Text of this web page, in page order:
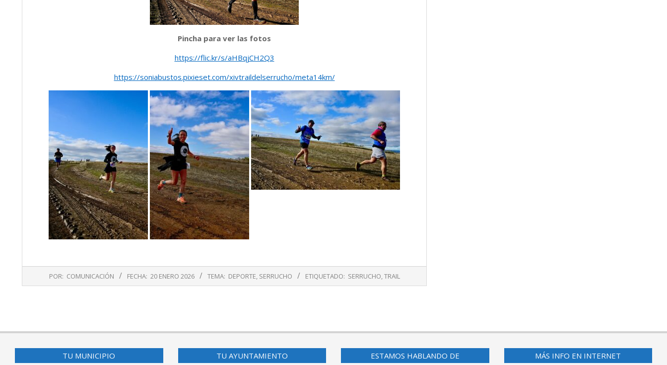
Pincha para ver las fotos
https://flic.kr/s/aHBqjCH2Q3
https://soniabustos.pixieset.com/xivtraildelserrucho/meta14km/
POR: COMUNICACIÓN FECHA: 20 ENERO 2026 TEMA: DEPORTE, SERRUCHO ETIQUETADO: SERRUCHO,TRAIL
TU MUNICIPIO TU AYUNTAMIENTO ESTAMOS HABLANDO DE MÁS INFO EN INTERNET